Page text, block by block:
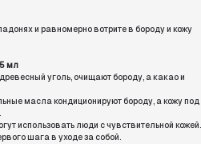
и равномерно вотрите в бороду и кожу
мл
уголь, очищают бороду, а какао и
масла кондиционируют бороду, а кожу под
использовать люди с чувствительной кожей.
шага в уходе за собой.